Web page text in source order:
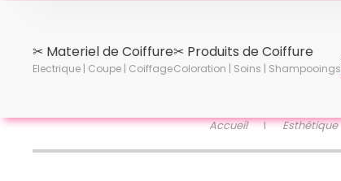
✂︎ Materiel de Coiffure
Electrique | Coupe | Coiffage
✂︎ Produits de Coiffure
Coloration | Soins | Shampooings
Accueil Esthétique